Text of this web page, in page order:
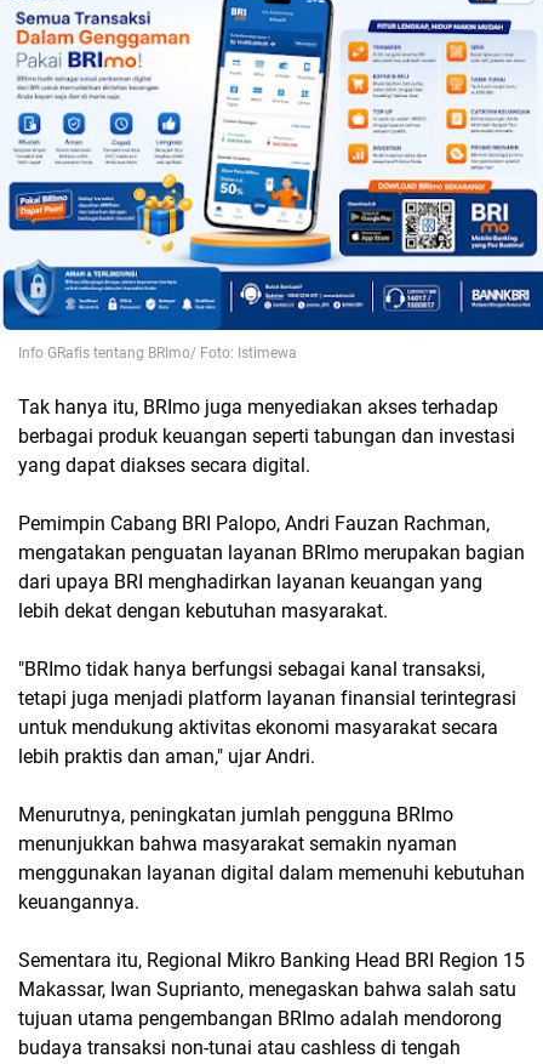
Info GRafis tentang BRImo/ Foto: Istimewa
Tak hanya itu, BRImo juga menyediakan akses terhadap
berbagai produk keuangan seperti tabungan dan investasi
yang dapat diakses secara digital.
Pemimpin Cabang BRI Palopo, Andri Fauzan Rachman,
mengatakan penguatan layanan BRImo merupakan bagian
dari upaya BRI menghadirkan layanan keuangan yang
lebih dekat dengan kebutuhan masyarakat.
"BRImo tidak hanya berfungsi sebagai kanal transaksi,
tetapi juga menjadi platform layanan finansial terintegrasi
untuk mendukung aktivitas ekonomi masyarakat secara
lebih praktis dan aman," ujar Andri.
Menurutnya, peningkatan jumlah pengguna BRImo
menunjukkan bahwa masyarakat semakin nyaman
menggunakan layanan digital dalam memenuhi kebutuhan
keuangannya.
Sementara itu, Regional Mikro Banking Head BRI Region 15
Makassar, Iwan Suprianto, menegaskan bahwa salah satu
tujuan utama pengembangan BRImo adalah mendorong
budaya transaksi non-tunai atau cashless di tengah